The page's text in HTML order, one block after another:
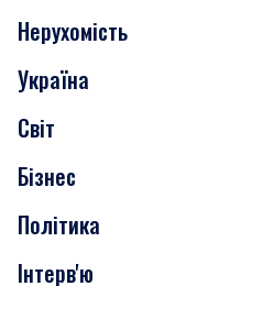
Події
Скандали
Нерухомість
Транспорт
Нерухомість
Україна
Світ
Бізнес
Політика
Інтерв'ю